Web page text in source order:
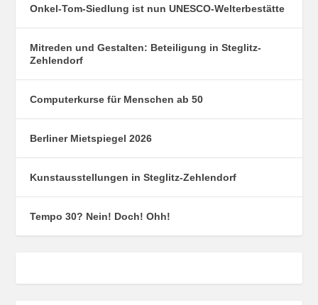
Onkel-Tom-Siedlung ist nun UNESCO-Welterbestätte
Mitreden und Gestalten: Beteiligung in Steglitz-
Zehlendorf
Computerkurse für Menschen ab 50
Berliner Mietspiegel 2026
Kunstausstellungen in Steglitz-Zehlendorf
Tempo 30? Nein! Doch! Ohh!